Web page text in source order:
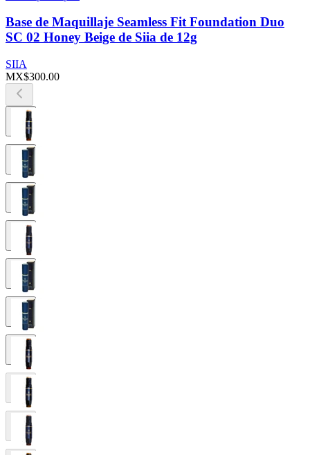
Base de Maquillaje Seamless Fit Foundation Duo
SC 02 Honey Beige de Siia de 12g
SIIA
MX$300.00